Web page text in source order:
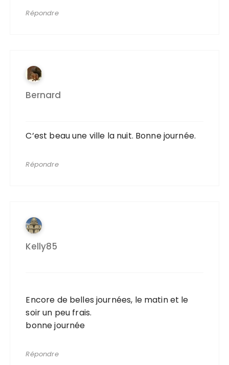
Répondre
Bernard
C’est beau une ville la nuit. Bonne journée.
Répondre
Kelly85
Encore de belles journées, le matin et le
soir un peu frais.
bonne journée
Répondre